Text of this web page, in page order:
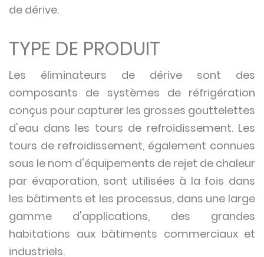
de dérive.
TYPE DE PRODUIT
Les éliminateurs de dérive sont des
composants de systèmes de réfrigération
conçus pour capturer les grosses gouttelettes
d'eau dans les tours de refroidissement. Les
tours de refroidissement, également connues
sous le nom d'équipements de rejet de chaleur
par évaporation, sont utilisées à la fois dans
les bâtiments et les processus, dans une large
gamme d'applications, des grandes
habitations aux bâtiments commerciaux et
industriels.